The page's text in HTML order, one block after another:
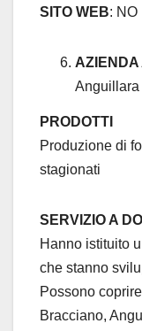
SITO WEB: NO
AZIENDA
PRODOTTI
Produzione di
stagionati
SERVIZIO A
Hanno istituito
che stanno
Possono
Bracciano,